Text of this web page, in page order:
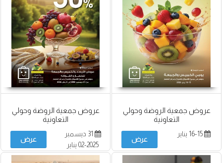
عروض جمعية الروضة وحولي
التعاونية
16-15 يناير
عرض
عروض جمعية الروضة وحولي
التعاونية
31 ديسمبر
2025-02 يناير
2026
عرض